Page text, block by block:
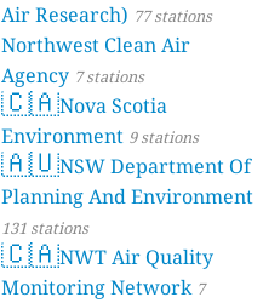
Air Research) 77 stations
Northwest Clean Air
Agency 7 stations
🇨🇦Nova Scotia
Environment 9 stations
🇦🇺NSW Department Of
Planning And Environment
131 stations
🇨🇦NWT Air Quality
Monitoring Network 7